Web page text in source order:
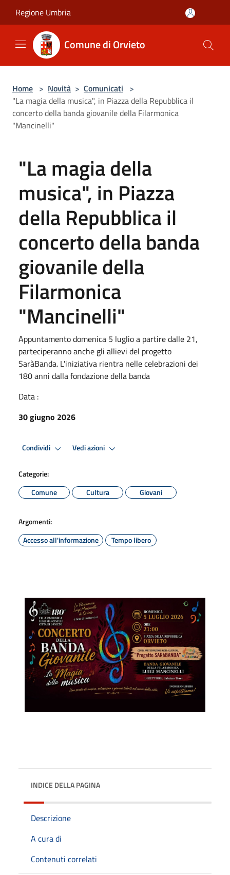
Regione Umbria
Comune di Orvieto
Home > Novità > Comunicati >
"La magia della musica", in Piazza della Repubblica il
concerto della banda giovanile della Filarmonica
"Mancinelli"
"La magia della
musica", in Piazza
della Repubblica il
concerto della banda
giovanile della
Filarmonica
"Mancinelli"
Appuntamento domenica 5 luglio a partire dalle 21,
parteciperanno anche gli allievi del progetto
SaràBanda. L'iniziativa rientra nelle celebrazioni dei
180 anni dalla fondazione della banda
Data :
30 giugno 2026
Condividi Vedi azioni
Categorie:
Comune
Cultura Giovani
Argomenti:
Accesso all'informazione
Tempo libero
INDICE DELLA PAGINA
Descrizione
A cura di
Contenuti correlati